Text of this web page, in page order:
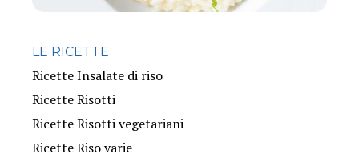
LE RICETTE
Ricette Insalate di riso
Ricette Risotti
Ricette Risotti vegetariani
Ricette Riso varie